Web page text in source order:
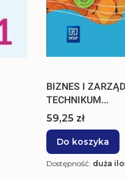
BIZNES I
TECHNIKUM...
Cena
59,25 zł
Do koszyka
Dostępność: duża